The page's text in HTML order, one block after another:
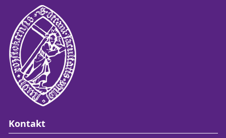
Kontakt